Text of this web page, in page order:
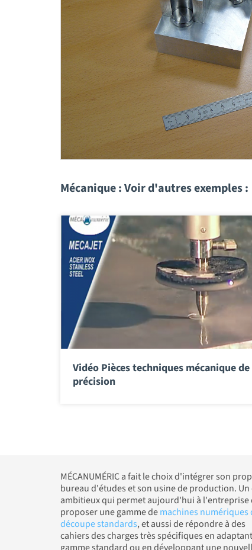
Mécanique : Voir d'autres exemples :
Vidéo Pièces techniques mécanique de
précision
MÉCANUMÉRIC a fait le choix d'intégrer son
bureau d'études et son usine de production. Un
ambitieux qui permet aujourd'hui à l'entreprise
proposer une gamme demachines numériques
découpe standards, et aussi de répondre à des
cahiers des charges très spécifiques en